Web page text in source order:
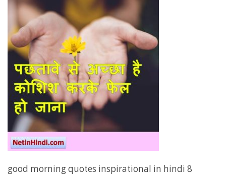
good morning quotes inspirational in hindi 8